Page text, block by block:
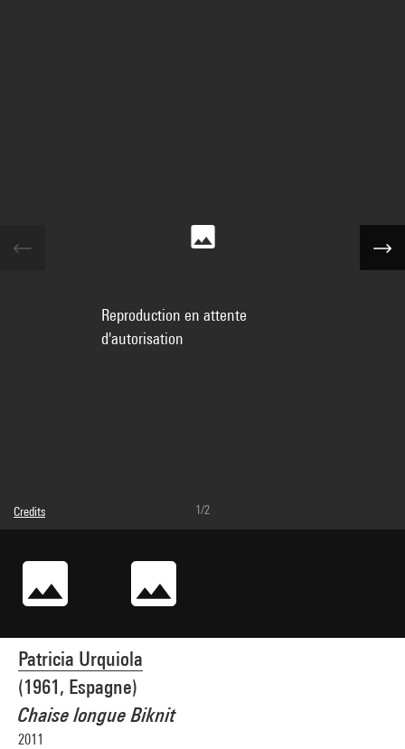
Patricia Urquiola
(1961, Espagne)
Chaise longue Biknit
2011
Reproduction en attente
d'autorisation
Credits
© droits réservés
Image reference : 4N47104
Image presentation :
GrandPalaisRmnPhoto
1/2